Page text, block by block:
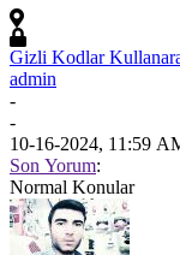
Gizli Kodlar
admin
-
-
10-16-2024, 11:59
Son Yorum:
Normal Konular